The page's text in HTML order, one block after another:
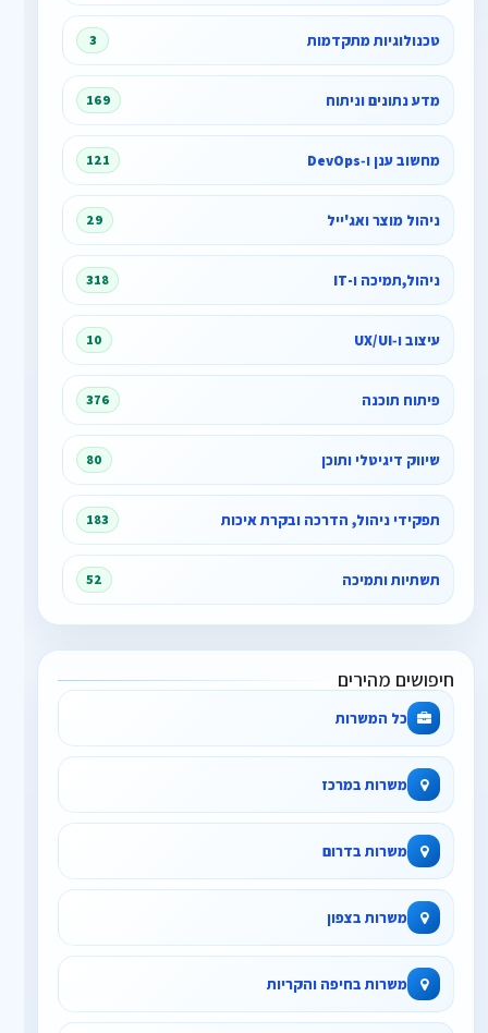
טכנולוגיות מתקדמות 3
מדע נתונים וניתוח 169
מחשוב ענן ו‑DevOps 121
ניהול מוצר ואג'ייל 29
ניהול,תמיכה ו-IT 318
עיצוב ו‑UX/UI 10
פיתוח תוכנה 376
שיווק דיגיטלי ותוכן 80
תפקידי ניהול, הדרכה ובקרת איכות 183
תשתיות ותמיכה 52
חיפושים מהירים
כל המשרות
משרות במרכז
משרות בדרום
משרות בצפון
משרות בחיפה והקריות